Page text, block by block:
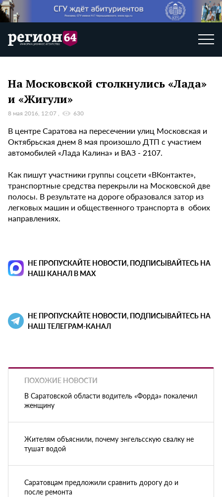
На Московской столкнулись «Лада»
и «Жигули»
8 мая 2016, 12:07 630
В центре Саратова на пересечении улиц Московская и
Октябрьская днем 8 мая произошло ДТП с участием
автомобилей «Лада Калина» и ВАЗ - 2107.
Как пишут участники группы соцсети «ВКонтакте»,
транспортные средства перекрыли на Московской две
полосы. В результате на дороге образовался затор из
легковых машин и общественного транспорта в обоих
направлениях.
НЕ ПРОПУСКАЙТЕ НОВОСТИ, ПОДПИСЫВАЙТЕСЬ НА
НАШ КАНАЛ В MAX
НЕ ПРОПУСКАЙТЕ НОВОСТИ, ПОДПИСЫВАЙТЕСЬ НА
НАШ ТЕЛЕГРАМ-КАНАЛ
ПОХОЖИЕ НОВОСТИ
В Саратовской области водитель «Форда» покалечил
женщину
Жителям объяснили, почему энгельсскую свалку не
тушат водой
Саратовцам предложили сравнить дорогу до и
после ремонта